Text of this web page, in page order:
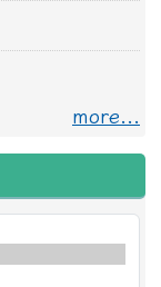
more...